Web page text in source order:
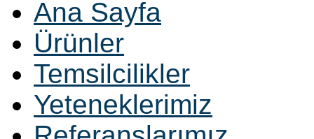
Ana Sayfa
Ürünler
Temsilcilikler
Yeteneklerimiz